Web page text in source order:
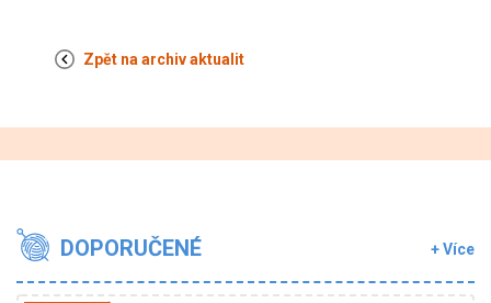
Zpět na archiv aktualit
DOPORUČENÉ + Více